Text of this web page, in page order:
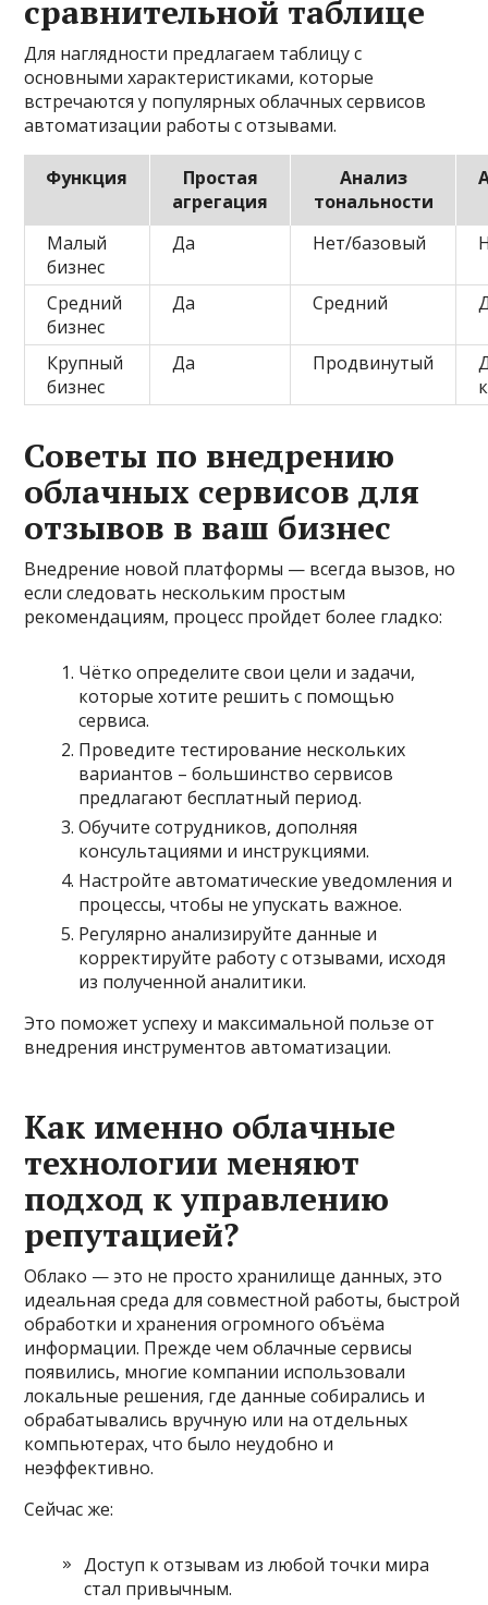
сравнительной таблице
Для наглядности предлагаем таблицу с
основными характеристиками, которые
встречаются у популярных облачных сервисов
автоматизации работы с отзывами.
Функция
Простая
агрегация
Анализ
тональности
Малый
бизнес
Да Нет/базовый
Средний
бизнес
Да Средний
Крупный
бизнес
Да Продвинутый
Советы по внедрению
облачных сервисов для
отзывов в ваш бизнес
Внедрение новой платформы — всегда вызов, но
если следовать нескольким простым
рекомендациям, процесс пройдет более гладко:
Чётко определите свои цели и задачи,
которые хотите решить с помощью
сервиса.
Проведите тестирование нескольких
вариантов – большинство сервисов
предлагают бесплатный период.
Обучите сотрудников, дополняя
консультациями и инструкциями.
Настройте автоматические уведомления и
процессы, чтобы не упускать важное.
Регулярно анализируйте данные и
корректируйте работу с отзывами, исходя
из полученной аналитики.
Это поможет успеху и максимальной пользе от
внедрения инструментов автоматизации.
Как именно облачные
технологии меняют
подход к управлению
репутацией?
Облако — это не просто хранилище данных, это
идеальная среда для совместной работы, быстрой
обработки и хранения огромного объёма
информации. Прежде чем облачные сервисы
появились, многие компании использовали
локальные решения, где данные собирались и
обрабатывались вручную или на отдельных
компьютерах, что было неудобно и
неэффективно.
Сейчас же:
Доступ к отзывам из любой точки мира
стал привычным.